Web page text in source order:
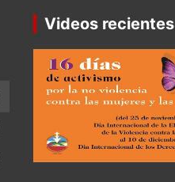
Videos recientes